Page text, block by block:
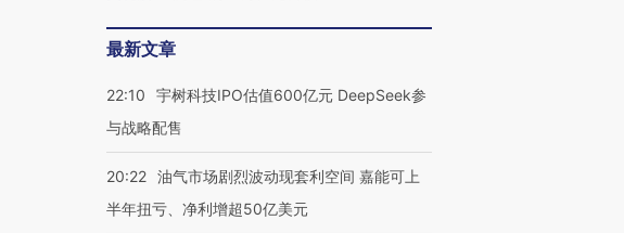
最新文章
22:10
宇树科技IPO估值600亿元 DeepSeek参
与战略配售
20:22 油气市场剧烈波动现套利空间 嘉能可上
半年扭亏、净利增超50亿美元